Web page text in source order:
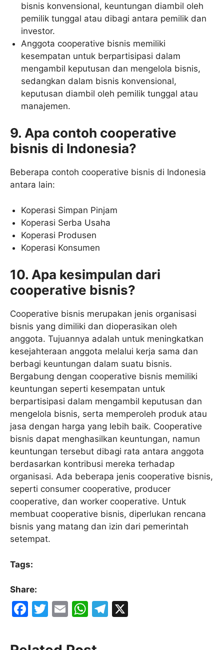
bisnis konvensional, keuntungan diambil oleh
pemilik tunggal atau dibagi antara pemilik dan
investor.
Anggota cooperative bisnis memiliki
kesempatan untuk berpartisipasi dalam
mengambil keputusan dan mengelola bisnis,
sedangkan dalam bisnis konvensional,
keputusan diambil oleh pemilik tunggal atau
manajemen.
9. Apa contoh cooperative
bisnis di Indonesia?
Beberapa contoh cooperative bisnis di Indonesia
antara lain:
Koperasi Simpan Pinjam
Koperasi Serba Usaha
Koperasi Produsen
Koperasi Konsumen
10. Apa kesimpulan dari
cooperative bisnis?
Cooperative bisnis merupakan jenis organisasi
bisnis yang dimiliki dan dioperasikan oleh
anggota. Tujuannya adalah untuk meningkatkan
kesejahteraan anggota melalui kerja sama dan
berbagi keuntungan dalam suatu bisnis.
Bergabung dengan cooperative bisnis memiliki
keuntungan seperti kesempatan untuk
berpartisipasi dalam mengambil keputusan dan
mengelola bisnis, serta memperoleh produk atau
jasa dengan harga yang lebih baik. Cooperative
bisnis dapat menghasilkan keuntungan, namun
keuntungan tersebut dibagi rata antara anggota
berdasarkan kontribusi mereka terhadap
organisasi. Ada beberapa jenis cooperative bisnis,
seperti consumer cooperative, producer
cooperative, dan worker cooperative. Untuk
membuat cooperative bisnis, diperlukan rencana
bisnis yang matang dan izin dari pemerintah
setempat.
Tags:
Share:
F
c
T
itt
E
ai
W
at
T